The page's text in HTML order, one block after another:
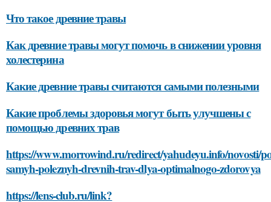
Что такое древние травы
Как древние травы могут помочь в снижении уровня
холестерина
Какие древние травы считаются самыми полезными
Какие проблемы здоровья могут быть улучшены с
помощью древних трав
https://www.morrowind.ru/redirect/yahudeyu.info/novosti/
samyh-poleznyh-drevnih-trav-dlya-optimalnogo-zdorovya
https://lens-club.ru/link?